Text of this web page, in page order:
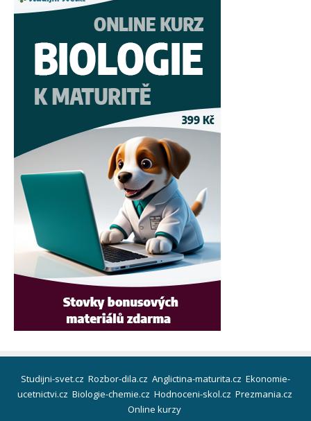
Studijni-svet.cz Rozbor-dila.cz Anglictina-maturita.cz Ekonomie-
ucetnictvi.cz Biologie-chemie.cz Hodnoceni-skol.cz Prezmania.cz
Online kurzy